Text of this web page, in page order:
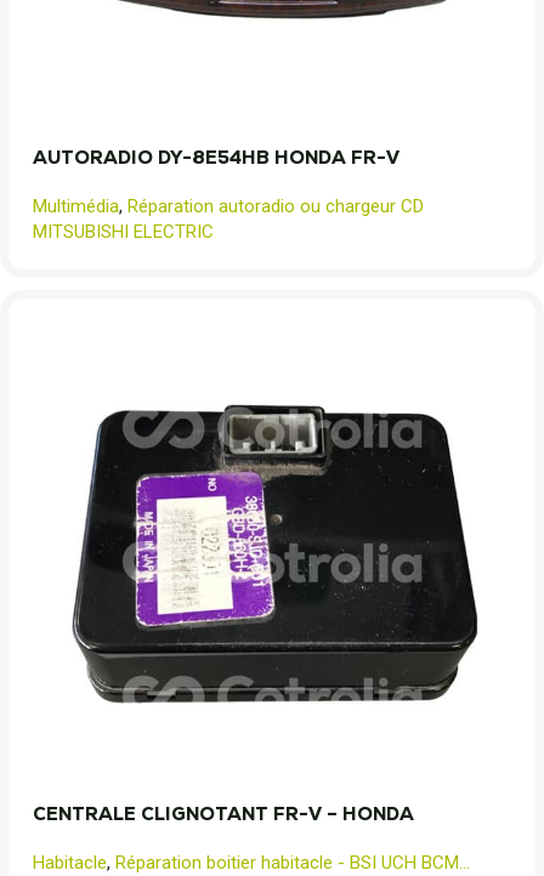
AUTORADIO DY-8E54HB HONDA FR-V
Multimédia, Réparation autoradio ou chargeur CD
MITSUBISHI ELECTRIC
CENTRALE CLIGNOTANT FR-V – HONDA
Habitacle, Réparation boitier habitacle - BSI UCH BCM...